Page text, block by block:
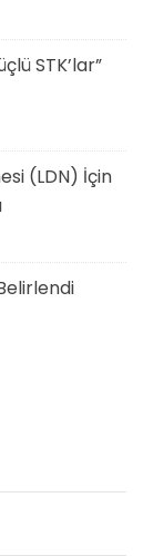
STK’lar”
(LDN) İçin